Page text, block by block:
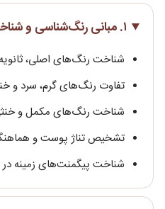
۱. مبانی رنگ‌شناسی و شناخت چرخه رنگ
شناخت رنگ‌های اصلی،
تفاوت رنگ‌های گرم، سرد و
شناخت رنگ‌های مکمل و
تشخیص تناژ پوست و
شناخت پیگمنت‌های زمینه